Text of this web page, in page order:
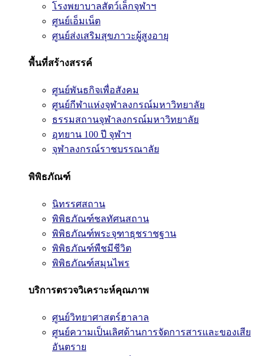
โรงพยาบาลสัตว์เล็กจุฬาฯ
ศูนย์เอ็มเน็ต
ศูนย์ส่งเสริมสุขภาวะผู้สูงอายุ
พื้นที่สร้างสรรค์
ศูนย์พันธกิจเพื่อสังคม
ศูนย์กีฬาแห่งจุฬาลงกรณ์มหาวิทยาลัย
ธรรมสถานจุฬาลงกรณ์มหาวิทยาลัย
อุทยาน 100 ปี จุฬาฯ
จุฬาลงกรณ์ราชบรรณาลัย
พิพิธภัณฑ์
นิทรรศสถาน
พิพิธภัณฑ์ชลทัศนสถาน
พิพิธภัณฑ์พระจุฑาธุชราชฐาน
พิพิธภัณฑ์พืชมีชีวิต
พิพิธภัณฑ์สมุนไพร
บริการตรวจวิเคราะห์คุณภาพ
ศูนย์วิทยาศาสตร์ฮาลาล
ศูนย์ความเป็นเลิศด้านการจัดการสารและของเสีย
อันตราย